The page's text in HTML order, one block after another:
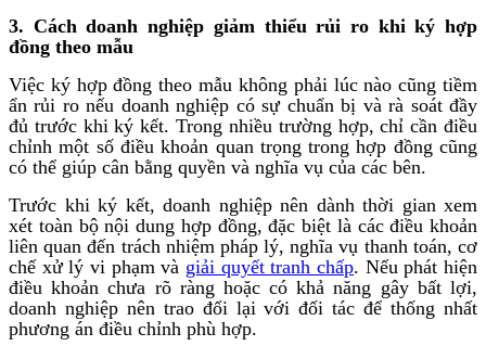
3. Cách doanh nghiệp giảm thiểu rủi ro khi ký hợp
đồng theo mẫu
Việc ký hợp đồng theo mẫu không phải lúc nào cũng tiềm
ẩn rủi ro nếu doanh nghiệp có sự chuẩn bị và rà soát đầy
đủ trước khi ký kết. Trong nhiều trường hợp, chỉ cần điều
chỉnh một số điều khoản quan trọng trong hợp đồng cũng
có thể giúp cân bằng quyền và nghĩa vụ của các bên.
Trước khi ký kết, doanh nghiệp nên dành thời gian xem
xét toàn bộ nội dung hợp đồng, đặc biệt là các điều khoản
liên quan đến trách nhiệm pháp lý, nghĩa vụ thanh toán, cơ
chế xử lý vi phạm và giải quyết tranh chấp. Nếu phát hiện
điều khoản chưa rõ ràng hoặc có khả năng gây bất lợi,
doanh nghiệp nên trao đổi lại với đối tác để thống nhất
phương án điều chỉnh phù hợp.